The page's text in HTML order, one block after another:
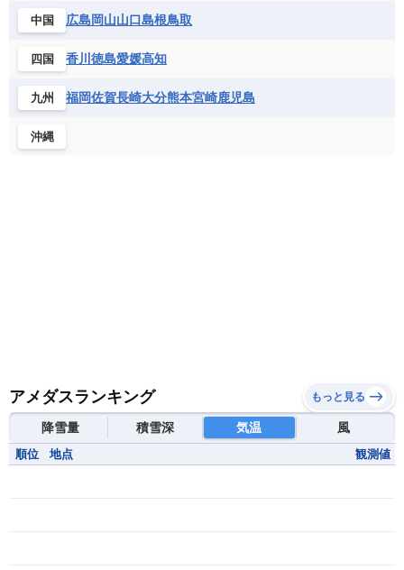
中国 広島岡山山口島根鳥取
四国 香川 徳島愛媛高知
九州 福岡佐賀長崎大分熊本宮崎鹿児島
沖縄
アメダスランキング もっと見る
降雪量 積雪深 気温 風
順位 地点 観測値